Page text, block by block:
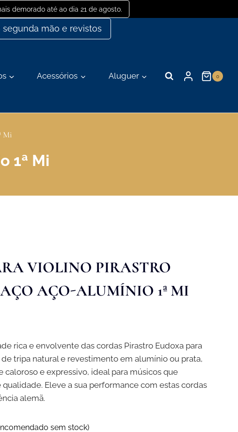
demorado até ao dia 21 de agosto.
mão e revistos
Acessórios Aluguer 0
Mi
1ª Mi
VIOLINO PIRASTRO
AÇO-ALUMÍNIO 1ª MI
rica e envolvente das cordas Pirastro Eudoxa para
tripa natural e revestimento em alumínio ou prata,
e expressivo, ideal para músicos que
Eleve a sua performance com estas cordas
alemã.
sem stock)